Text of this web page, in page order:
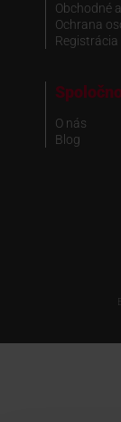
Obchodné
Ochrana
Registrácia
O nás
Blog